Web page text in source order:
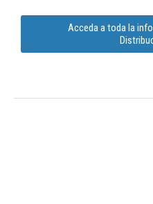
Acceda a toda la